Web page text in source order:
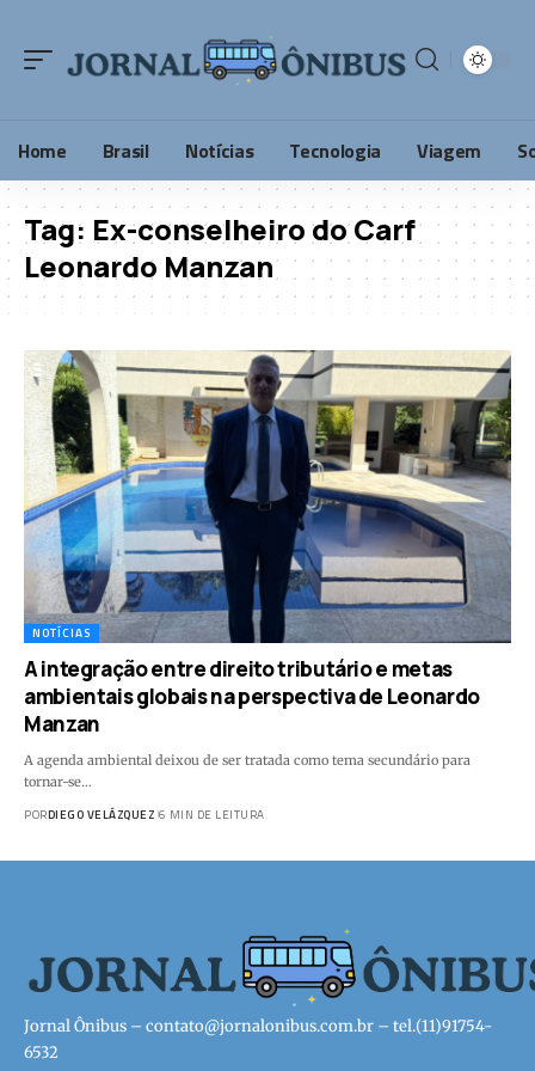
Home Brasil Notícias Tecnologia Viagem
Tag: Ex-conselheiro do Carf
Leonardo Manzan
NOTÍCIAS
A integração entre direito tributário e metas
ambientais globais na perspectiva de Leonardo
Manzan
A agenda ambiental deixou de ser tratada como tema secundário para
tornar-se…
PORDIEGO VELÁZQUEZ 6 MIN DE LEITURA
Jornal Ônibus – contato@jornalonibus.com.br – tel.(11)91754-
6532